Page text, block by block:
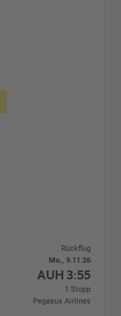
Rückflug
Mo., 9.11.26
AUH 3:55
1 Stopp
Pegasus Airlines